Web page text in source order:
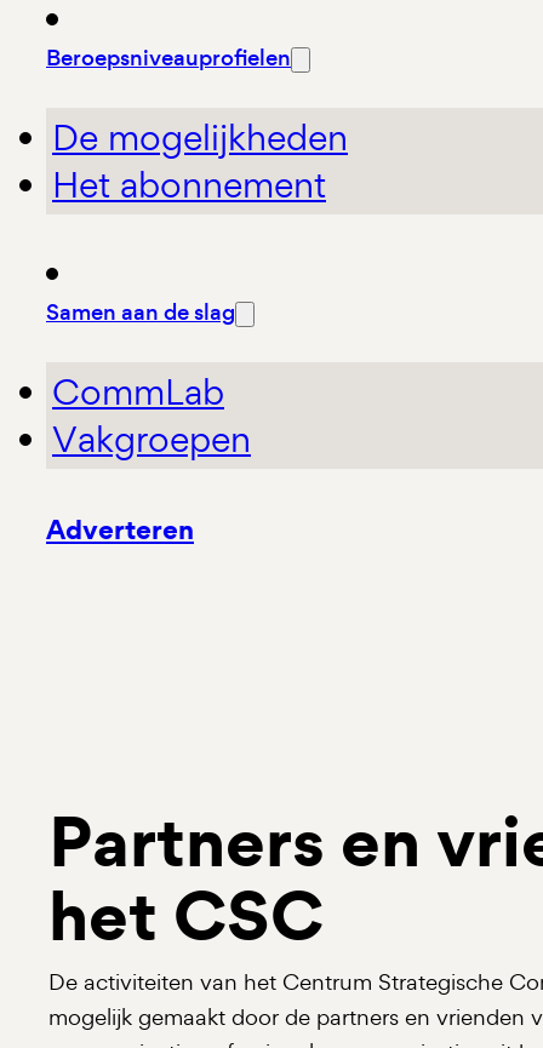
Beroepsniveauprofielen
De mogelijkheden
Het abonnement
Samen aan de slag
CommLab
Vakgroepen
Adverteren
Partners en
het CSC
De activiteiten van het Centrum Strategische
mogelijk gemaakt door de partners en vrienden